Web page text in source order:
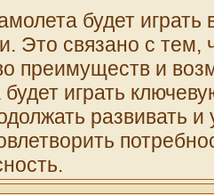
будет
Это связано с тем,
преимуществ и
будет играть
развивать